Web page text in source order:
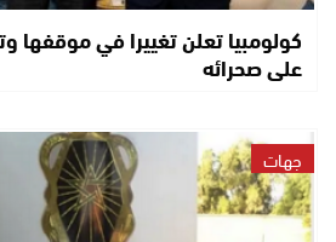
كولومبيا تعلن تغييرا في موقفها
على صحرائه
جهات